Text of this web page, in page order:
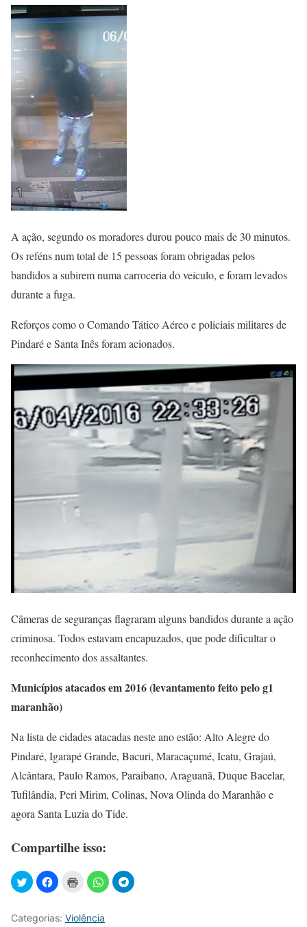
A ação, segundo os moradores durou pouco mais de 30 minutos.
Os reféns num total de 15 pessoas foram obrigadas pelos
bandidos a subirem numa carroceria do veículo, e foram levados
durante a fuga.
Reforços como o Comando Tático Aéreo e policiais militares de
Pindaré e Santa Inês foram acionados.
Câmeras de seguranças flagraram alguns bandidos durante a ação
criminosa. Todos estavam encapuzados, que pode dificultar o
reconhecimento dos assaltantes.
Municípios atacados em 2016 (levantamento feito pelo g1
maranhão)
Na lista de cidades atacadas neste ano estão: Alto Alegre do
Pindaré, Igarapé Grande, Bacuri, Maracaçumé, Icatu, Grajaú,
Alcântara, Paulo Ramos, Paraibano, Araguanã, Duque Bacelar,
Tufilândia, Peri Mirim, Colinas, Nova Olinda do Maranhão e
agora Santa Luzia do Tide.
Compartilhe isso:
Categorias: Violência